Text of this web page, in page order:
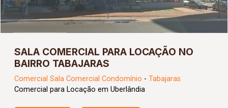
SALA COMERCIAL PARA LOCAÇÃO NO
BAIRRO TABAJARAS
Comercial Sala Comercial Condomínio - Tabajaras
Comercial para Locação em Uberlândia